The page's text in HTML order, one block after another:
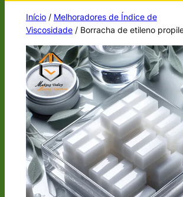
Início/ Melhoradores de Índice de
Viscosidade/ Borracha de etileno